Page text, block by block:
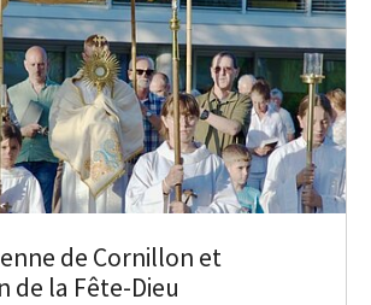
de Cornillon et
de la Fête-Dieu